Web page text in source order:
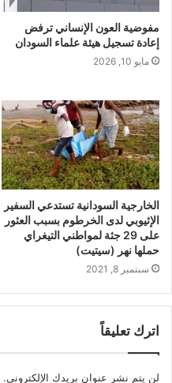
مفوضية العون الإنساني ترفض
إعادة تسجيل هيئة علماء السودان
مايو 10, 2026
الخارجية السودانية تستدعي السفير
الإثيوبي لدى الخرطوم بسبب العثور
على 29 جثة لمواطني التيغراي
حملها نهر (سيتيت)
سبتمبر 8, 2021
اترك تعليقاً
لن يتم نشر عنوان بريدك الإلكتروني.